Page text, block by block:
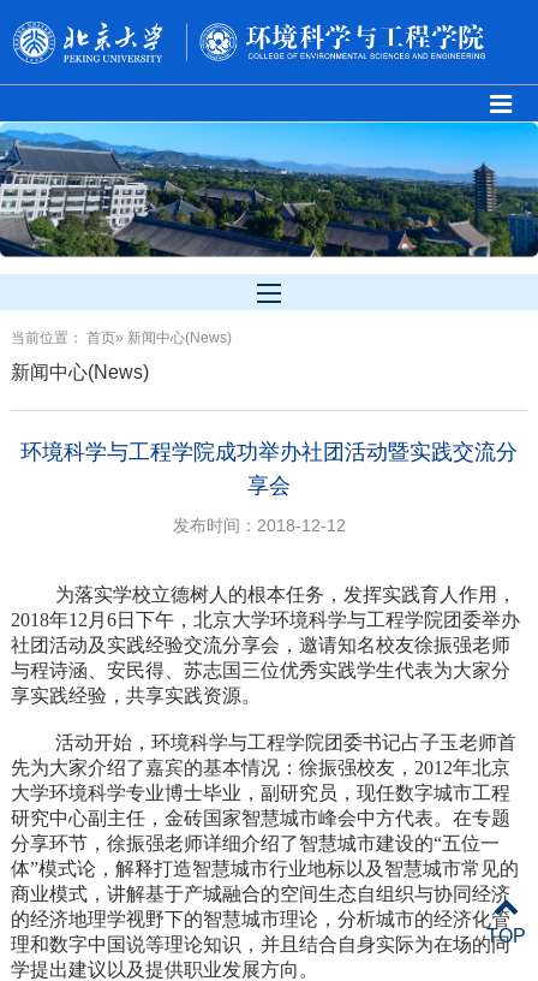
当前位置： 首页» 新闻中心(News)
新闻中心(News)
环境科学与工程学院成功举办社团活动暨实践交流分
享会
发布时间：2018-12-12
为落实学校立德树人的根本任务，发挥实践育人作用，
2018年12月6日下午，北京大学环境科学与工程学院团委举办
社团活动及实践经验交流分享会，邀请知名校友徐振强老师
与程诗涵、安民得、苏志国三位优秀实践学生代表为大家分
享实践经验，共享实践资源。
活动开始，环境科学与工程学院团委书记占子玉老师首
先为大家介绍了嘉宾的基本情况： 徐振强校友，2012年北京
大学环境科学专业博士毕业，副研究员，现任数字城市工程
研究中心副主任，金砖国家智慧城市峰会中方代表。在专题
分享环节，徐振强老师详细介绍了智慧城市建设的“五位一
体”模式论，解释打造智慧城市行业地标以及智慧城市常见的
商业模式，讲解基于产城融合的空间生态自组织与协同经济
的经济地理学视野下的智慧城市理论，分析城市的经济化管
理和数字中国说等理论知识，并且结合自身实际为在场的同
学提出建议以及提供职业发展方向。
TOP